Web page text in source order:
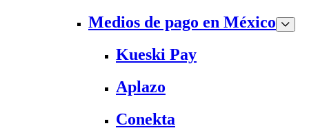
Medios de pago en México
Kueski Pay
Aplazo
Conekta